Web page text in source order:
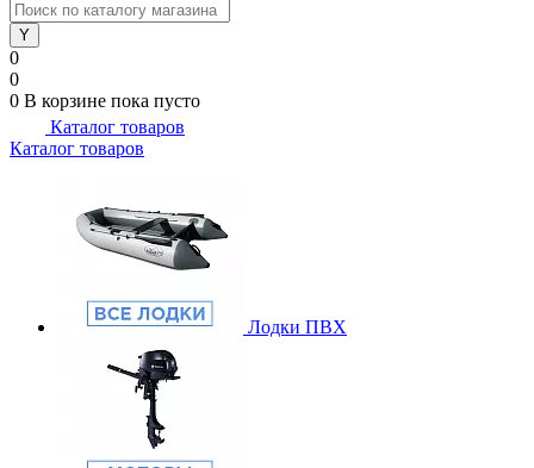
0
0
0 В корзине пока пусто
Каталог товаров
Каталог товаров
Лодки ПВХ